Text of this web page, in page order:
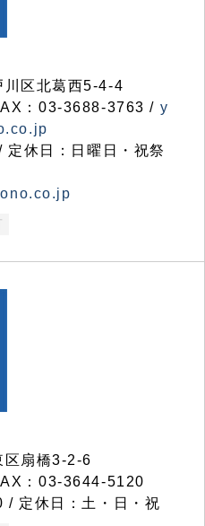
区北葛西5-4-4
：03-3688-3763 / y
休日：日曜日・祝祭
扇橋3-2-6
：03-3644-5120
/ 定休日：土・日・祝